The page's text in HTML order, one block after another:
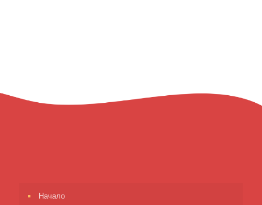
Начало